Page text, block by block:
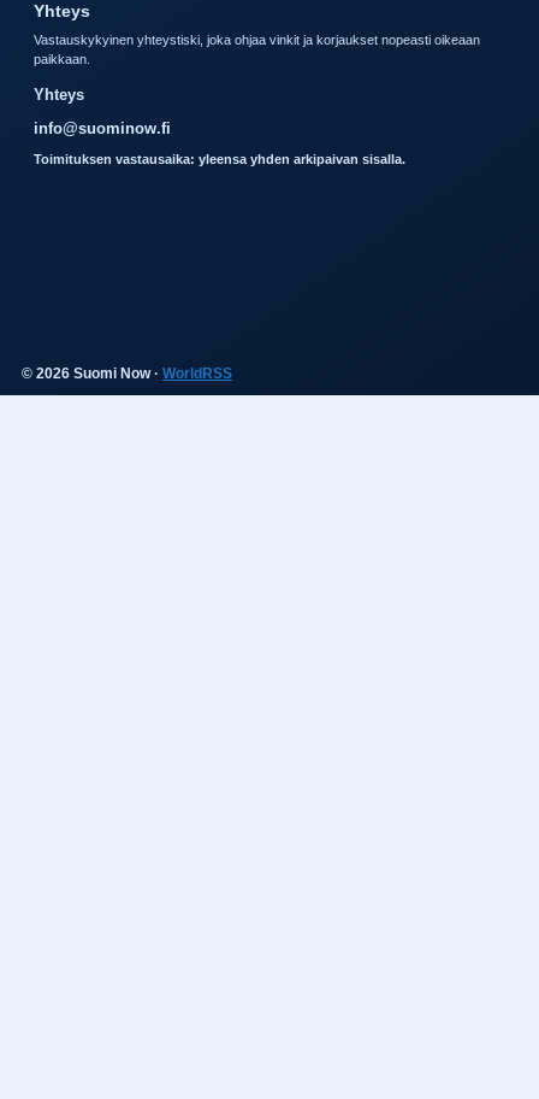
Yhteys
Vastauskykyinen yhteystiski, joka ohjaa vinkit ja korjaukset nopeasti oikeaan
paikkaan.
Yhteys
info@suominow.fi
Toimituksen vastausaika: yleensa yhden arkipaivan sisalla.
© 2026 Suomi Now · WorldRSS